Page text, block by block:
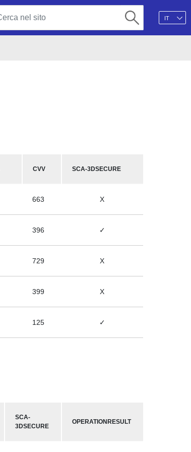
IT
CVV SCA-3DSECURE
663 X
396 ✓
729 X
399 X
125 ✓
SCA-
3DSECURE
OPERATIONRESULT